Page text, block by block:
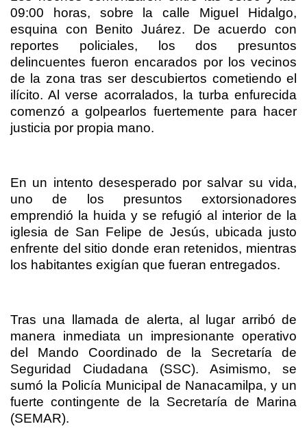
09:00 horas, sobre la calle Miguel Hidalgo,
esquina con Benito Juárez. De acuerdo con
reportes policiales, los dos presuntos
delincuentes fueron encarados por los vecinos
de la zona tras ser descubiertos cometiendo el
ilícito. Al verse acorralados, la turba enfurecida
comenzó a golpearlos fuertemente para hacer
justicia por propia mano.
En un intento desesperado por salvar su vida,
uno de los presuntos extorsionadores
emprendió la huida y se refugió al interior de la
iglesia de San Felipe de Jesús, ubicada justo
enfrente del sitio donde eran retenidos, mientras
los habitantes exigían que fueran entregados.
Tras una llamada de alerta, al lugar arribó de
manera inmediata un impresionante operativo
del Mando Coordinado de la Secretaría de
Seguridad Ciudadana (SSC). Asimismo, se
sumó la Policía Municipal de Nanacamilpa, y un
fuerte contingente de la Secretaría de Marina
(SEMAR).